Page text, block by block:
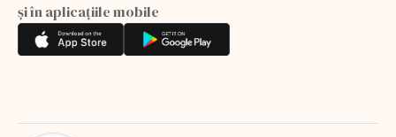
și în aplicațiile mobile